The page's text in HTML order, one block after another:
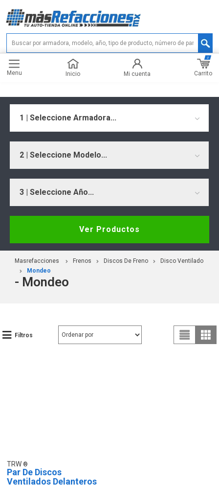
Menu Inicio Mi cuenta Carrito
0
1 | Seleccione Armadora...
2 | Seleccione Modelo...
3 | Seleccione Año...
Ver Productos
Masrefacciones Frenos Discos De Freno
Disco Ventilado
Mondeo
- Mondeo
Filtros
TRW
Par De Discos
Ventilados Delanteros